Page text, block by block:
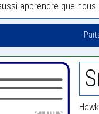
apprendre que